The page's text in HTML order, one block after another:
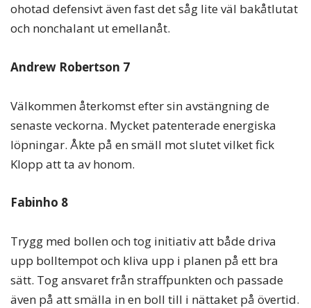
ohotad defensivt även fast det såg lite väl bakåtlutat
och nonchalant ut emellanåt.
Andrew Robertson 7
Välkommen återkomst efter sin avstängning de
senaste veckorna. Mycket patenterade energiska
löpningar. Åkte på en smäll mot slutet vilket fick
Klopp att ta av honom.
Fabinho 8
Trygg med bollen och tog initiativ att både driva
upp bolltempot och kliva upp i planen på ett bra
sätt. Tog ansvaret från straffpunkten och passade
även på att smälla in en boll till i nättaket på övertid.